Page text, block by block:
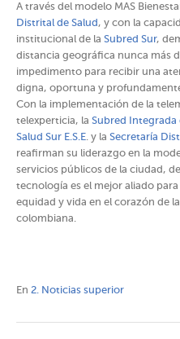
A través del modelo MAS
Distrital de Salud , y con la
institucional de la Subred Sur,
distancia geográfica nunca más
impedimento para recibir una
digna, oportuna y
Con la implementación de la
telexperticia, la Subred Integrada
Salud Sur E.S.E. y la Secretaría
reafirman su liderazgo en la
servicios públicos de la ciudad,
tecnología es el mejor aliado
equidad y vida en el corazón de
colombiana.
En 2. Noticias superior